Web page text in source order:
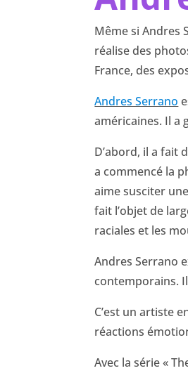
Même si Andres
réalise des
France, des
Andres Serrano
américaines. Il a
D’abord, il a fait
a commencé la
aime susciter
fait l’objet de
raciales et les
Andres Serrano
contemporains.
C’est un artiste
réactions
Avec la série «